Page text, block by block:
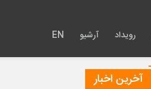
رویداد آرشیو EN
آخرین اخبار